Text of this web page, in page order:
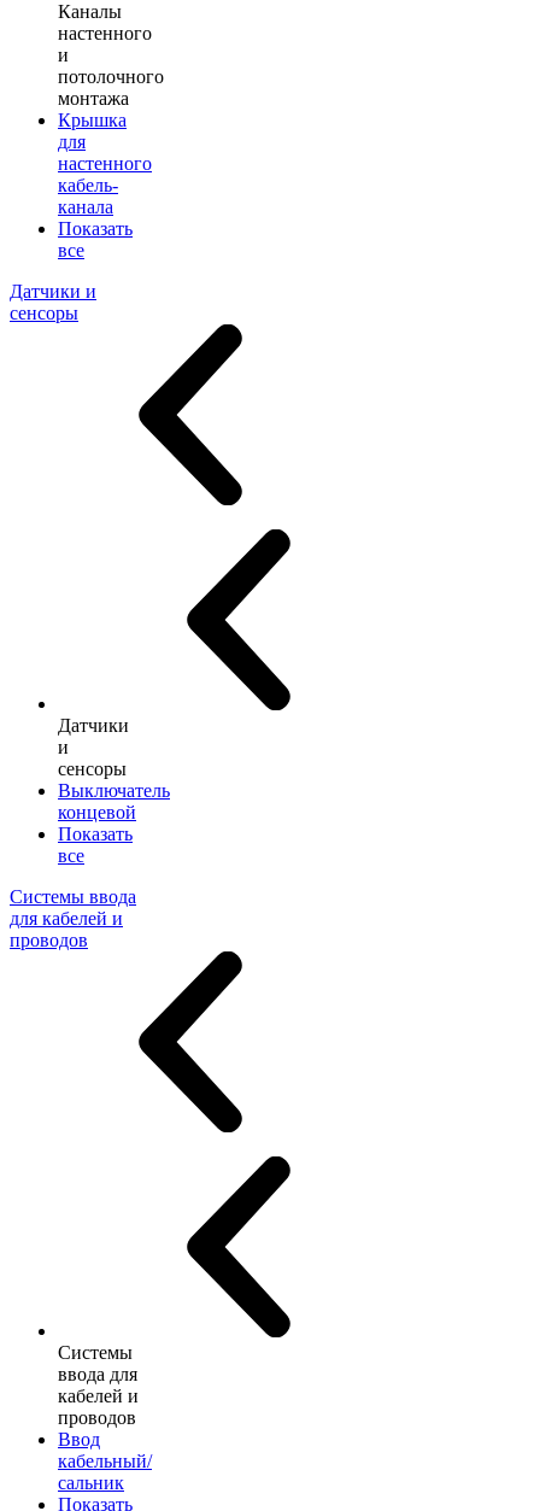
Каналы
настенного
и
потолочного
монтажа
Крышка
для
настенного
кабель-
канала
Показать
все
Датчики и
сенсоры
Датчики
и
сенсоры
Выключатель
концевой
Показать
все
Системы ввода
для кабелей и
проводов
Системы
ввода для
кабелей и
проводов
Ввод
кабельный/
сальник
Показать